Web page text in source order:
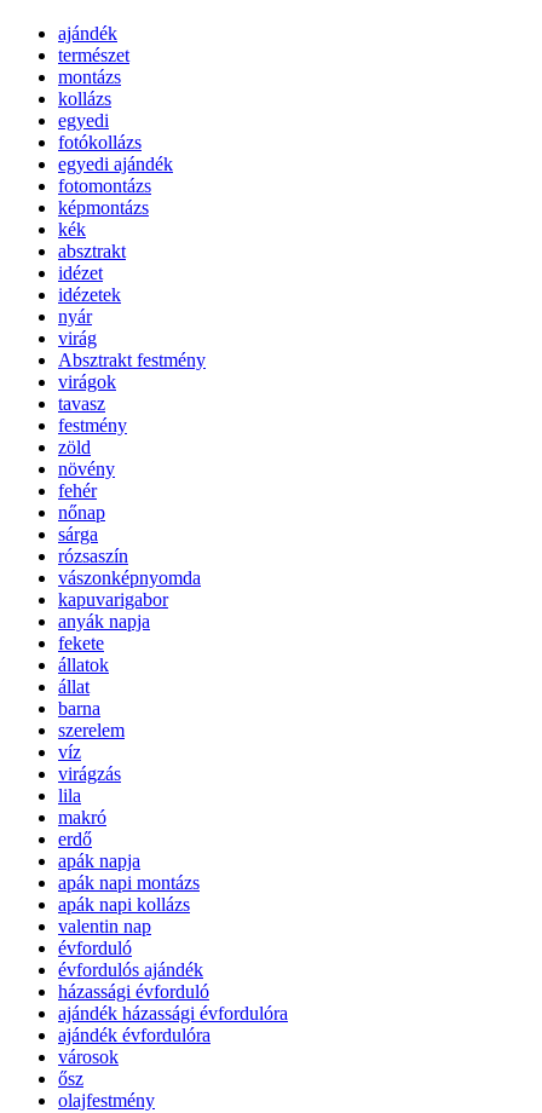
ajándék
természet
montázs
kollázs
egyedi
fotókollázs
egyedi ajándék
fotomontázs
képmontázs
kék
absztrakt
idézet
idézetek
nyár
virág
Absztrakt festmény
virágok
tavasz
festmény
zöld
növény
fehér
nőnap
sárga
rózsaszín
vászonképnyomda
kapuvarigabor
anyák napja
fekete
állatok
állat
barna
szerelem
víz
virágzás
lila
makró
erdő
apák napja
apák napi montázs
apák napi kollázs
valentin nap
évforduló
évfordulós ajándék
házassági évforduló
ajándék házassági évfordulóra
ajándék évfordulóra
városok
ősz
olajfestmény